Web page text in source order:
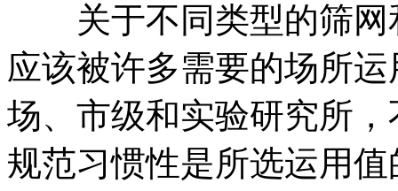
关于不同类型的筛网
应该被许多需要的场所
场、市级和实验研究所
规范习惯性是所选运用